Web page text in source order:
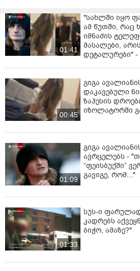
01:41
"სახლში იყო
ამ წუთში, რაც
იმნაძის
მასალები,
დეტალურები" -
00:45
გიგა
დაკავებული
ზაჰესის
იზოლატორში
01:09
გიგა
ავრცელებს -
“ფეისბუქში”
გავიგე, რომ..."
01:33
სუს-ი
კადრებს
ბიჭო, ამაზე?"